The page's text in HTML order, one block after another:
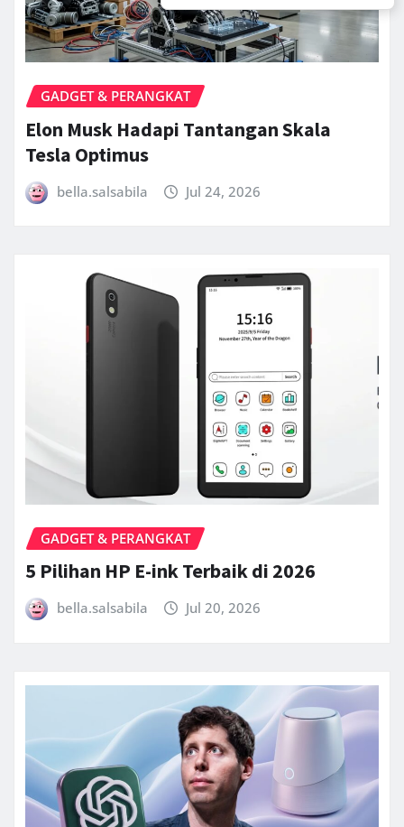
GADGET & PERANGKAT
Elon Musk Hadapi Tantangan Skala
Tesla Optimus
bella.salsabila Jul 24, 2026
GADGET & PERANGKAT
5 Pilihan HP E-ink Terbaik di 2026
bella.salsabila Jul 20, 2026